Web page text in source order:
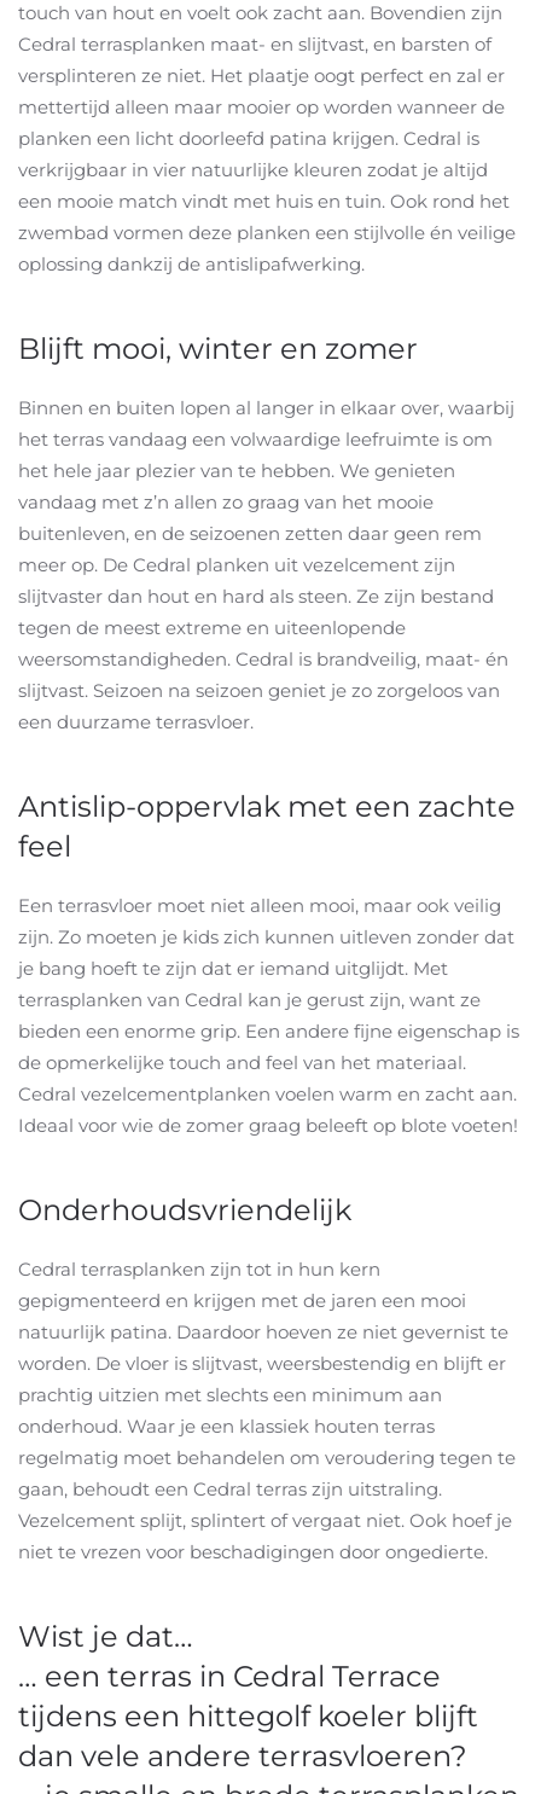
touch van hout en voelt ook zacht aan. Bovendien zijn
Cedral terrasplanken maat- en slijtvast, en barsten of
versplinteren ze niet. Het plaatje oogt perfect en zal er
mettertijd alleen maar mooier op worden wanneer de
planken een licht doorleefd patina krijgen. Cedral is
verkrijgbaar in vier natuurlijke kleuren zodat je altijd
een mooie match vindt met huis en tuin. Ook rond het
zwembad vormen deze planken een stijlvolle én veilige
oplossing dankzij de antislipafwerking.
Blijft mooi, winter en zomer
Binnen en buiten lopen al langer in elkaar over, waarbij
het terras vandaag een volwaardige leefruimte is om
het hele jaar plezier van te hebben. We genieten
vandaag met z’n allen zo graag van het mooie
buitenleven, en de seizoenen zetten daar geen rem
meer op. De Cedral planken uit vezelcement zijn
slijtvaster dan hout en hard als steen. Ze zijn bestand
tegen de meest extreme en uiteenlopende
weersomstandigheden. Cedral is brandveilig, maat- én
slijtvast. Seizoen na seizoen geniet je zo zorgeloos van
een duurzame terrasvloer.
Antislip-oppervlak met een zachte
feel
Een terrasvloer moet niet alleen mooi, maar ook veilig
zijn. Zo moeten je kids zich kunnen uitleven zonder dat
je bang hoeft te zijn dat er iemand uitglijdt. Met
terrasplanken van Cedral kan je gerust zijn, want ze
bieden een enorme grip. Een andere fijne eigenschap is
de opmerkelijke touch and feel van het materiaal.
Cedral vezelcementplanken voelen warm en zacht aan.
Ideaal voor wie de zomer graag beleeft op blote voeten!
Onderhoudsvriendelijk
Cedral terrasplanken zijn tot in hun kern
gepigmenteerd en krijgen met de jaren een mooi
natuurlijk patina. Daardoor hoeven ze niet gevernist te
worden. De vloer is slijtvast, weersbestendig en blijft er
prachtig uitzien met slechts een minimum aan
onderhoud. Waar je een klassiek houten terras
regelmatig moet behandelen om veroudering tegen te
gaan, behoudt een Cedral terras zijn uitstraling.
Vezelcement splijt, splintert of vergaat niet. Ook hoef je
niet te vrezen voor beschadigingen door ongedierte.
Wist je dat…
… een terras in Cedral Terrace
tijdens een hittegolf koeler blijft
dan vele andere terrasvloeren?